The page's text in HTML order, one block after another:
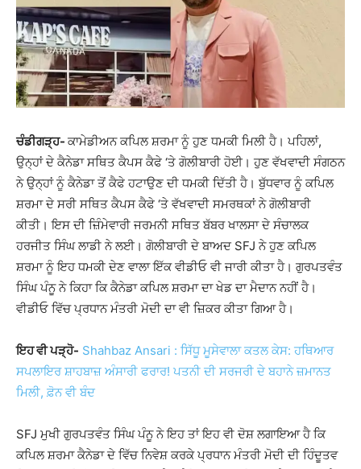
ਚੰਡੀਗੜ੍ਹ- ਕਾਮੇਡੀਅਨ ਕਪਿਲ ਸ਼ਰਮਾ ਨੂੰ ਹੁਣ ਧਮਕੀ ਮਿਲੀ ਹੈ। ਪਹਿਲਾਂ,
ਉਨ੍ਹਾਂ ਦੇ ਕੈਨੇਡਾ ਸਥਿਤ ਕੈਪਸ ਕੈਫੇ ‘ਤੇ ਗੋਲੀਬਾਰੀ ਹੋਈ। ਹੁਣ ਵੱਖਵਾਦੀ ਸੰਗਠਨ
ਨੇ ਉਨ੍ਹਾਂ ਨੂੰ ਕੈਨੇਡਾ ਤੋਂ ਕੈਫੇ ਹਟਾਉਣ ਦੀ ਧਮਕੀ ਦਿੱਤੀ ਹੈ। ਬੁੱਧਵਾਰ ਨੂੰ ਕਪਿਲ
ਸ਼ਰਮਾ ਦੇ ਸਰੀ ਸਥਿਤ ਕੈਪਸ ਕੈਫੇ ‘ਤੇ ਵੱਖਵਾਦੀ ਸਮਰਥਕਾਂ ਨੇ ਗੋਲੀਬਾਰੀ
ਕੀਤੀ। ਇਸ ਦੀ ਜ਼ਿੰਮੇਵਾਰੀ ਜਰਮਨੀ ਸਥਿਤ ਬੱਬਰ ਖਾਲਸਾ ਦੇ ਸੰਚਾਲਕ
ਹਰਜੀਤ ਸਿੰਘ ਲਾਡੀ ਨੇ ਲਈ। ਗੋਲੀਬਾਰੀ ਦੇ ਬਾਅਦ SFJ ਨੇ ਹੁਣ ਕਪਿਲ
ਸ਼ਰਮਾ ਨੂੰ ਇਹ ਧਮਕੀ ਦੇਣ ਵਾਲਾ ਇੱਕ ਵੀਡੀਓ ਵੀ ਜਾਰੀ ਕੀਤਾ ਹੈ। ਗੁਰਪਤਵੰਤ
ਸਿੰਘ ਪੰਨੂ ਨੇ ਕਿਹਾ ਕਿ ਕੈਨੇਡਾ ਕਪਿਲ ਸ਼ਰਮਾ ਦਾ ਖੇਡ ਦਾ ਮੈਦਾਨ ਨਹੀਂ ਹੈ।
ਵੀਡੀਓ ਵਿੱਚ ਪ੍ਰਧਾਨ ਮੰਤਰੀ ਮੋਦੀ ਦਾ ਵੀ ਜ਼ਿਕਰ ਕੀਤਾ ਗਿਆ ਹੈ।
ਇਹ ਵੀ ਪੜ੍ਹੋ- Shahbaz Ansari : ਸਿੱਧੂ ਮੂਸੇਵਾਲਾ ਕਤਲ ਕੇਸ: ਹਥਿਆਰ
ਸਪਲਾਇਰ ਸ਼ਾਹਬਾਜ਼ ਅੰਸਾਰੀ ਫਰਾਰ! ਪਤਨੀ ਦੀ ਸਰਜਰੀ ਦੇ ਬਹਾਨੇ ਜ਼ਮਾਨਤ
ਮਿਲੀ, ਫ਼ੋਨ ਵੀ ਬੰਦ
SFJ ਮੁਖੀ ਗੁਰਪਤਵੰਤ ਸਿੰਘ ਪੰਨੂ ਨੇ ਇਹ ਤਾਂ ਇਹ ਵੀ ਦੋਸ਼ ਲਗਾਇਆ ਹੈ ਕਿ
ਕਪਿਲ ਸ਼ਰਮਾ ਕੈਨੇਡਾ ਦੇ ਵਿੱਚ ਨਿਵੇਸ਼ ਕਰਕੇ ਪ੍ਰਧਾਨ ਮੰਤਰੀ ਮੋਦੀ ਦੀ ਹਿੰਦੂਤਵ